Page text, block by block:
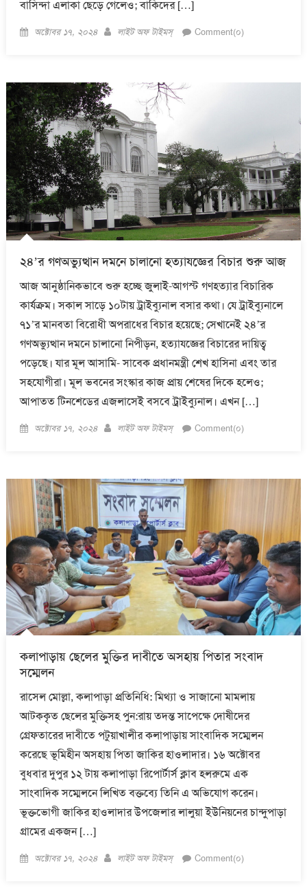
বাসিন্দা এলাকা ছেড়ে গেলেও; বাকিদের […]
Posted
অক্টোবর ১৭, ২০২৪ Author
লাইট অফ টাইমস্ Comment(০)
২৪’র গণঅভ্যুত্থান দমনে চালানো হত্যাযজ্ঞের বিচার শুরু আজ
আজ আনুষ্ঠানিকভাবে শুরু হচ্ছে জুলাই-আগস্ট গণহত্যার বিচারিক
কার্যক্রম। সকাল সাড়ে ১০টায় ট্রাইব্যুনাল বসার কথা। যে ট্রাইব্যুনালে
৭১’র মানবতা বিরোধী অপরাধের বিচার হয়েছে; সেখানেই ২৪’র
গণঅভ্যুত্থান দমনে চালানো নিপীড়ন, হত্যাযজ্ঞের বিচারের দায়িত্ব
পড়েছে। যার মূল আসামি- সাবেক প্রধানমন্ত্রী শেখ হাসিনা এবং তার
সহযোগীরা। মূল ভবনের সংস্কার কাজ প্রায় শেষের দিকে হলেও;
আপাতত টিনশেডের এজলাসেই বসবে ট্রাইব্যুনাল। এখন […]
Posted
অক্টোবর ১৭, ২০২৪ Author
লাইট অফ টাইমস্ Comment(০)
কলাপাড়ায় ছেলের মুক্তির দাবীতে অসহায় পিতার সংবাদ
সম্মেলন
রাসেল মোল্লা, কলাপাড়া প্রতিনিধি: মিথ্যা ও সাজানো মামলায়
আটককৃত ছেলের মুক্তিসহ পুন:রায় তদন্ত সাপেক্ষে দোষীদের
গ্রেফতারের দাবীতে পটুয়াখালীর কলাপাড়ায় সাংবাদিক সম্মেলন
করেছে ভূমিহীন অসহায় পিতা জাকির হাওলাদার। ১৬ অক্টোবর
বুধবার দুপুর ১২ টায় কলাপাড়া রিপোর্টার্স ক্লাব হলরুমে এক
সাংবাদিক সম্মেলনে লিখিত বক্তব্যে তিনি এ অভিযোগ করেন।
ভূক্তভোগী জাকির হাওলাদার উপজেলার লালুয়া ইউনিয়নের চান্দুপাড়া
গ্রামের একজন […]
Posted
অক্টোবর ১৭, ২০২৪ Author
লাইট অফ টাইমস্ Comment(০)